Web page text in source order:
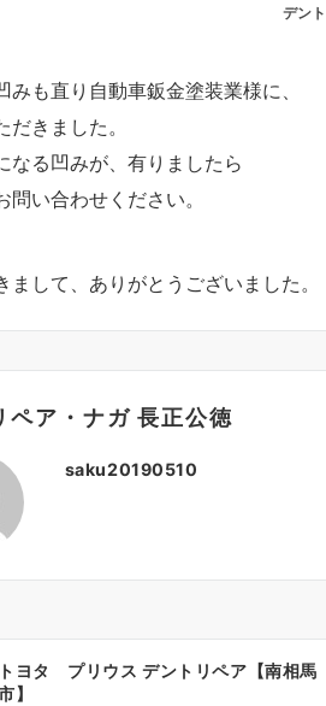
デン
みも直り自動車鈑金塗装業様に、
だきました。
なる凹みが、有りましたら
問い合わせください。
まして、ありがとうございました。
ペア・ナガ 長正公徳
saku20190510
トヨタ プリウス デントリペア【南相馬
】